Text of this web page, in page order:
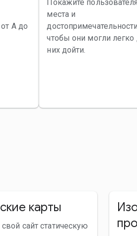
А до
Покажите
места и
чтобы они могли легко
них дойти.
карты
сайт статическую